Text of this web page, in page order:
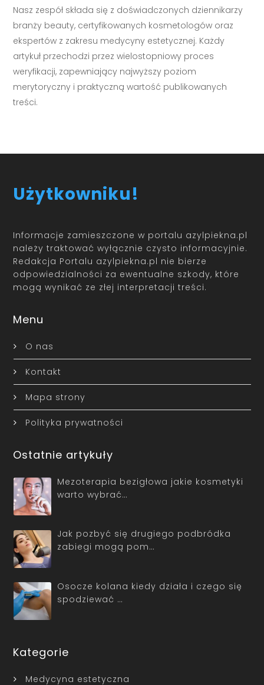
Nasz zespół składa się z doświadczonych dziennikarzy
branży beauty, certyfikowanych kosmetologów oraz
ekspertów z zakresu medycyny estetycznej. Każdy
artykuł przechodzi przez wielostopniowy proces
weryfikacji, zapewniający najwyższy poziom
merytoryczny i praktyczną wartość publikowanych
treści.
Użytkowniku!
Informacje zamieszczone w portalu azylpiekna.pl
należy traktować wyłącznie czysto informacyjnie.
Redakcja Portalu azylpiekna.pl nie bierze
odpowiedzialności za ewentualne szkody, które
mogą wynikać ze złej interpretacji treści.
Menu
O nas
Kontakt
Mapa strony
Polityka prywatności
Ostatnie artykuły
Mezoterapia bezigłowa jakie kosmetyki
warto wybrać…
Jak pozbyć się drugiego podbródka
zabiegi mogą pom…
Osocze kolana kiedy działa i czego się
spodziewać …
Kategorie
Medycyna estetyczna